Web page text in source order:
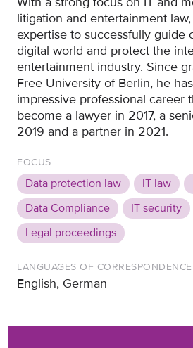
litigation and entertainment
expertise to successfully guide
digital world and protect the
entertainment industry. Since
Free University of Berlin, he
impressive professional career
become a lawyer in 2017, a
2019 and a partner in 2021.
FOCUS
Data protection law IT law
Data Compliance
IT security
Legal proceedings
LANGUAGES OF CORRESPONDENCE
English, German